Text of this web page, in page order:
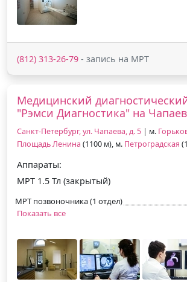
(812) 313-26-79 - запись на МРТ
Медицинский
"Рэмси Диагностика" на
Санкт-Петербург, ул. Чапаева, д. 5 | м.
Площадь Ленина (1100 м), м. Петроградская
Аппараты:
МРТ 1.5 Тл (закрытый)
МРТ позвоночника (1 отдел)
Показать все